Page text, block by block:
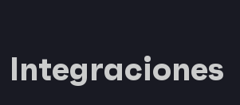
Integraciones